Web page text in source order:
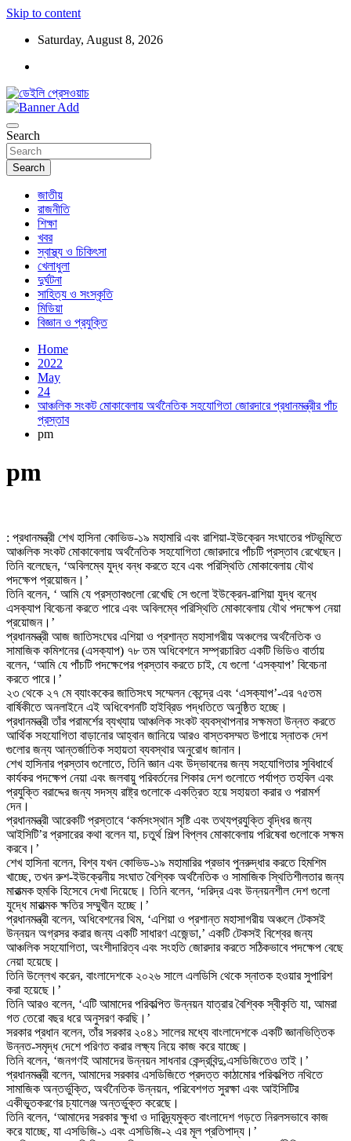
Skip to content
Saturday, August 8, 2026
ডেইলি প্রেসওয়াচ
Search
Search
জাতীয়
রাজনীতি
শিক্ষা
খবর
স্বাস্থ্য ও চিকিৎসা
খেলাধুলা
দুর্ঘটনা
সাহিত্য ও সংস্কৃতি
মিডিয়া
বিজ্ঞান ও প্রযুক্তি
Home
2022
May
24
আঞ্চলিক সংকট মোকাবেলায় অর্থনৈতিক সহযোগিতা জোরদারে প্রধানমন্ত্রীর পাঁচ
প্রস্তাব
pm
pm
: প্রধানমন্ত্রী শেখ হাসিনা কোভিড-১৯ মহামারি এবং রাশিয়া-ইউক্রেন সংঘাতের পটভূমিতে
আঞ্চলিক সংকট মোকাবেলায় অর্থনৈতিক সহযোগিতা জোরদারে পাঁচটি প্রস্তাব রেখেছেন।
তিনি বলেছেন, ‘অবিলম্বে যুদ্ধ বন্ধ করতে হবে এবং পরিস্থিতি মোকাবেলায় যৌথ
পদক্ষেপ প্রয়োজন।’
তিনি বলেন, ‘ আমি যে প্রস্তাবগুলো রেখেছি সে গুলো ইউক্রেন-রাশিয়া যুদ্ধ বন্ধে
এসক্যাপ বিবেচনা করতে পারে এবং অবিলম্বে পরিস্থিতি মোকাবেলায় যৌথ পদক্ষেপ নেয়া
প্রয়োজন।’
প্রধানমন্ত্রী আজ জাতিসংঘের এশিয়া ও প্রশান্ত মহাসাগরীয় অঞ্চলের অর্থনৈতিক ও
সামাজিক কমিশনের (এসক্যাপ) ৭৮ তম অধিবেশনে সম্প্রচারিত একটি ভিডিও বার্তায়
বলেন, ‘আমি যে পাঁচটি পদক্ষেপের প্রস্তাব করতে চাই, যে গুলো ‘এসক্যাপ’ বিবেচনা
করতে পারে।’
২৩ থেকে ২৭ মে ব্যাংককের জাতিসংঘ সম্মেলন কেন্দ্রে এবং ‘এসক্যাপ’-এর ৭৫তম
বার্ষিকীতে অনলাইনে এই অধিবেশনটি হাইব্রিড পদ্ধতিতে অনুষ্ঠিত হচ্ছে।
প্রধানমন্ত্রী তাঁর পরামর্শের ব্যখ্যায় আঞ্চলিক সংকট ব্যবস্থাপনার সক্ষমতা উন্নত করতে
আর্থিক সহযোগিতা বাড়ানোর আহ্বান জানিয়ে আরও বাস্তবসম্মত উপায়ে স্নাতক দেশ
গুলোর জন্য আন্তর্জাতিক সহায়তা ব্যবস্থার অনুরোধ জানান।
শেখ হাসিনার প্রস্তাব গুলোতে, তিনি জ্ঞান এবং উদ্ভাবনের জন্য সহযোগিতার সুবিধার্থে
কার্যকর পদক্ষেপ নেয়া এবং জলবায়ু পরিবর্তনের শিকার দেশ গুলোতে পর্যাপ্ত তহবিল এবং
প্রযুক্তি বরাদ্দের জন্য সদস্য রাষ্ট্র গুলোকে একত্রিত হয়ে সহায়তা করার ও পরামর্শ
দেন।
প্রধানমন্ত্রী আরেকটি প্রস্তাবে ‘কর্মসংস্থান সৃষ্টি এবং তথ্যপ্রযুক্তি বৃদ্ধির জন্য
আইসিটি’র প্রসারের কথা বলেন যা, চতুর্থ শিল্প বিপ্লব মোকাবেলায় পরিষেবা গুলোকে সক্ষম
করবে।’
শেখ হাসিনা বলেন, বিশ্ব যখন কোভিড-১৯ মহামারির প্রভাব পুনরুদ্ধার করতে হিমশিম
খাচ্ছে, তখন রুশ-ইউক্রেনীয় সংঘাত বৈশ্বিক অর্থনৈতিক ও সামাজিক স্থিতিশীলতার জন্য
মারাত্মক হুমকি হিসেবে দেখা দিয়েছে। তিনি বলেন, ‘দরিদ্র এবং উন্নয়নশীল দেশ গুলো
যুদ্ধে মারাত্মক ক্ষতির সম্মুখীন হচ্ছে।’
প্রধানমন্ত্রী বলেন, অধিবেশনের থিম, ‘এশিয়া ও প্রশান্ত মহাসাগরীয় অঞ্চলে টেকসই
উন্নয়ন অগ্রসর করার জন্য একটি সাধারণ এজেন্ডা,’ একটি টেকসই বিশ্বের জন্য
আঞ্চলিক সহযোগিতা, অংশীদারিত্ব এবং সংহতি জোরদার করতে সঠিকভাবে পদক্ষেপ বেছে
নেয়া হয়েছে।
তিনি উল্লেখ করেন, বাংলাদেশকে ২০২৬ সালে এলডিসি থেকে স্নাতক হওয়ার সুপারিশ
করা হয়েছে।’
তিনি আরও বলেন, ‘এটি আমাদের পরিকল্পিত উন্নয়ন যাত্রার বৈশ্বিক স্বীকৃতি যা, আমরা
গত তেরো বছর ধরে অনুসরণ করছি।’
সরকার প্রধান বলেন, তাঁর সরকার ২০৪১ সালের মধ্যে বাংলাদেশকে একটি জ্ঞানভিত্তিক
উন্নত-সমৃদ্ধ দেশে পরিণত করার লক্ষ্য নিয়ে কাজ করে যাচ্ছে।
তিনি বলেন, ‘জনগণই আমাদের উন্নয়ন সাধনার কেন্দ্রবিন্দু,এসডিজিতেও তাই।’
প্রধানমন্ত্রী বলেন, আমাদের সরকার এসডিজিতে প্রদত্ত কাঠামোর পরিকল্পিত নথিতে
সামাজিক অন্তর্ভুক্তি, অর্থনৈতিক উন্নয়ন, পরিবেশগত সুরক্ষা এবং আইসিটির
একীভূূতকরণের চ্যালেঞ্জ অন্তর্ভুক্ত করেছে।
তিনি বলেন, ‘আমাদের সরকার ক্ষুধা ও দারিদ্র্যমুক্ত বাংলাদেশ গড়তে নিরলসভাবে কাজ
করে যাচ্ছে, যা এসডিজি-১ এবং এসডিজি-২ এর মূল প্রতিপাদ্য।’